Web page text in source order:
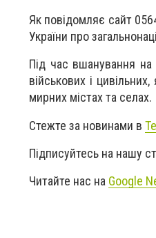
Як повідомляє сайт
України про
Під час вшанування на
військових і
мирних містах та селах.
Стежте за новинами в
Підписуйтесь на нашу
Читайте нас на Google